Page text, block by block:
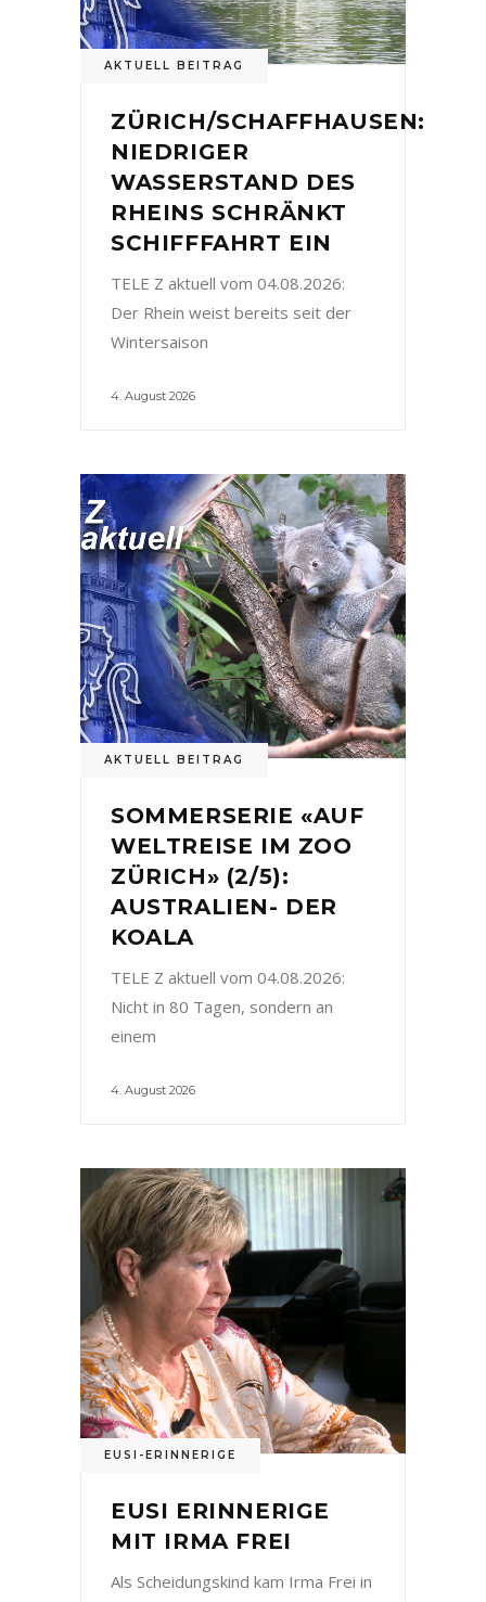
AKTUELL BEITRAG
ZÜRICH/SCHAFFHAUSEN:
NIEDRIGER
WASSERSTAND DES
RHEINS SCHRÄNKT
SCHIFFFAHRT EIN
TELE Z aktuell vom 04.08.2026:
Der Rhein weist bereits seit der
Wintersaison
4. August 2026
AKTUELL BEITRAG
SOMMERSERIE «AUF
WELTREISE IM ZOO
ZÜRICH» (2/5):
AUSTRALIEN- DER
KOALA
TELE Z aktuell vom 04.08.2026:
Nicht in 80 Tagen, sondern an
einem
4. August 2026
EUSI-ERINNERIGE
EUSI ERINNERIGE
MIT IRMA FREI
Als Scheidungskind kam Irma Frei in